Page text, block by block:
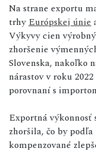
Na strane exportu
trhy Európskej únie
Výkyvy cien
zhoršenie
Slovenska, nakoľko
nárastov v roku
porovnaní s
Exportná výkonnosť
zhoršila, čo by
kompenzované